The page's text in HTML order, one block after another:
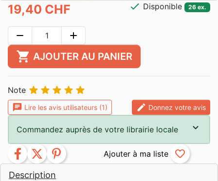
Description
19,40 CHF check Disponible 26 ex.
remove add
shopping_cart AJOUTER AU PANIER
Note     
chat Lire les avis utilisateurs (1) edit Donnez votre avis
Commandez auprès de votre librairie locale
facebook twitter pinterest favorite_border